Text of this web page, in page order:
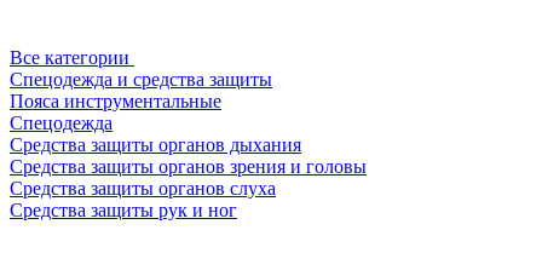
Все категории
Спецодежда и средства защиты
Пояса инструментальные
Спецодежда
Средства защиты органов дыхания
Средства защиты органов зрения и головы
Средства защиты органов слуха
Средства защиты рук и ног